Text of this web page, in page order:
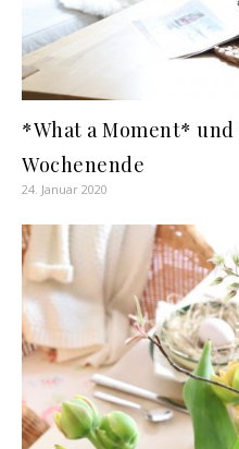
*What a Moment*
Wochenende
24. Januar 2020